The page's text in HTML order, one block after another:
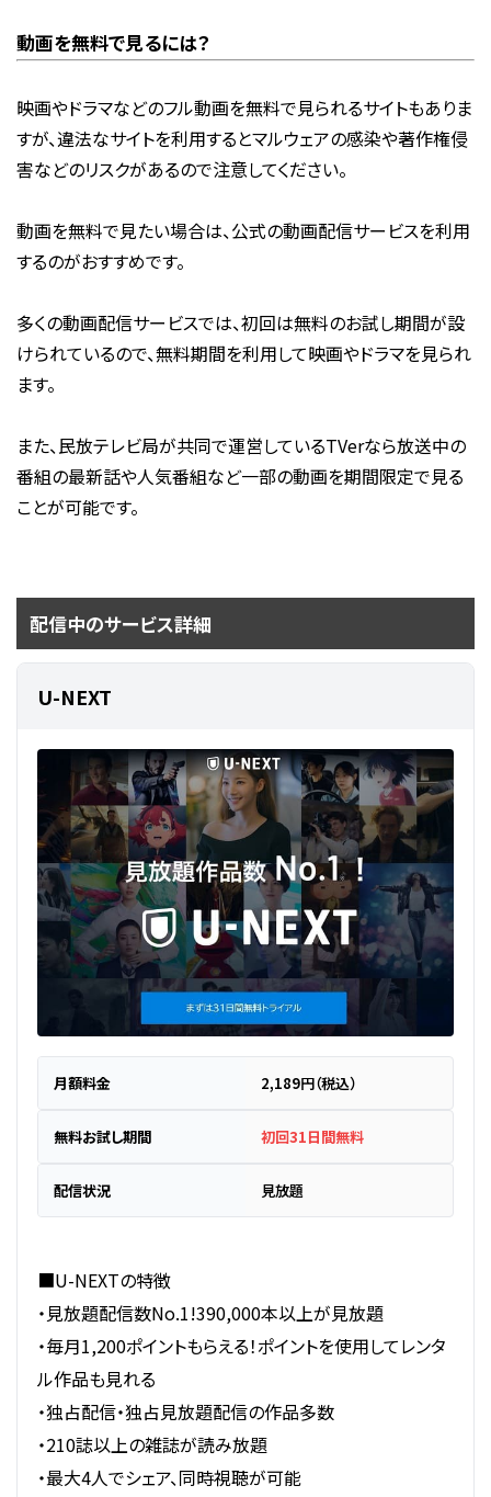
動画を無料で見るには？
映画やドラマなどのフル動画を無料で見られるサイトもありま
すが、違法なサイトを利用するとマルウェアの感染や著作権侵
害などのリスクがあるので注意してください。
動画を無料で見たい場合は、公式の動画配信サービスを利用
するのがおすすめです。
多くの動画配信サービスでは、初回は無料のお試し期間が設
けられているので、無料期間を利用して映画やドラマを見られ
ます。
また、民放テレビ局が共同で運営しているTVerなら放送中の
番組の最新話や人気番組など一部の動画を期間限定で見る
ことが可能です。
配信中のサービス詳細
U-NEXT
月額料金 2,189円（税込）
無料お試し期間 初回31日間無料
配信状況 見放題
■U-NEXTの特徴
・見放題配信数No.1!390,000本以上が見放題
・毎月1,200ポイントもらえる！ポイントを使用してレンタ
ル作品も見れる
・独占配信・独占見放題配信の作品多数
・210誌以上の雑誌が読み放題
・最大4人でシェア、同時視聴が可能